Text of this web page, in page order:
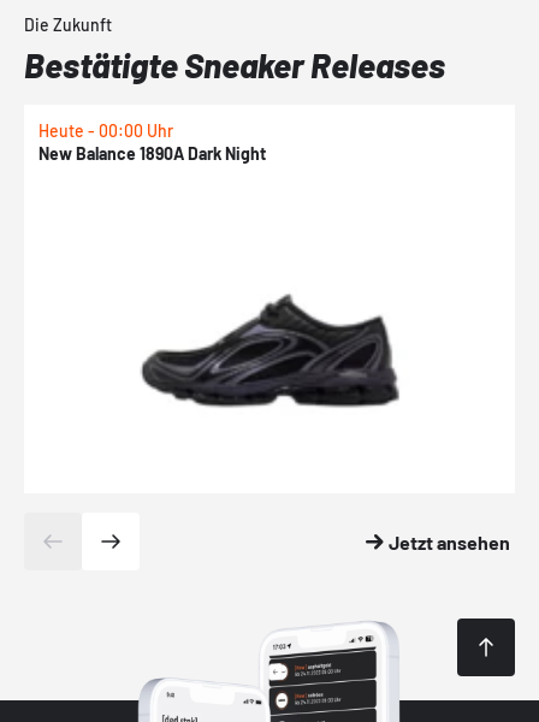
Die Zukunft
Bestätigte Sneaker Releases
Heute - 00:00 Uhr
New Balance 1890A Dark Night
Jetzt ansehen